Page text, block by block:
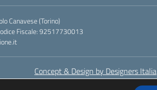
Canavese (Torino)
Fiscale: 92517730013
Concept & Design by Designers Italia